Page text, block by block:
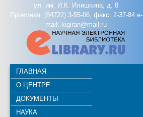
ул. им. И.К. Илишкина, д. 8
Приемная: (84722) 3-55-06, факс: 2-37-84 e-
mail: kigiran@mail.ru
ГЛАВНАЯ
О ЦЕНТРЕ
ДОКУМЕНТЫ
НАУКА